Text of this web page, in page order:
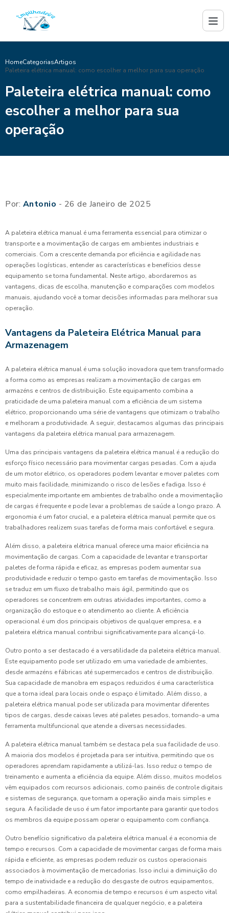
HomeCategoriasArtigos
Paleteira elétrica manual: como escolher a melhor para sua operação
Paleteira elétrica manual: como
escolher a melhor para sua
operação
Por: Antonio - 26 de Janeiro de 2025
A paleteira elétrica manual é uma ferramenta essencial para otimizar o
transporte e a movimentação de cargas em ambientes industriais e
comerciais. Com a crescente demanda por eficiência e agilidade nas
operações logísticas, entender as características e benefícios desse
equipamento se torna fundamental. Neste artigo, abordaremos as
vantagens, dicas de escolha, manutenção e comparações com modelos
manuais, ajudando você a tomar decisões informadas para melhorar sua
operação.
Vantagens da Paleteira Elétrica Manual para
Armazenagem
A paleteira elétrica manual é uma solução inovadora que tem transformado
a forma como as empresas realizam a movimentação de cargas em
armazéns e centros de distribuição. Este equipamento combina a
praticidade de uma paleteira manual com a eficiência de um sistema
elétrico, proporcionando uma série de vantagens que otimizam o trabalho
e melhoram a produtividade. A seguir, destacamos algumas das principais
vantagens da paleteira elétrica manual para armazenagem.
Uma das principais vantagens da paleteira elétrica manual é a redução do
esforço físico necessário para movimentar cargas pesadas. Com a ajuda
de um motor elétrico, os operadores podem levantar e mover paletes com
muito mais facilidade, minimizando o risco de lesões e fadiga. Isso é
especialmente importante em ambientes de trabalho onde a movimentação
de cargas é frequente e pode levar a problemas de saúde a longo prazo. A
ergonomia é um fator crucial, e a paleteira elétrica manual permite que os
trabalhadores realizem suas tarefas de forma mais confortável e segura.
Além disso, a paleteira elétrica manual oferece uma maior eficiência na
movimentação de cargas. Com a capacidade de levantar e transportar
paletes de forma rápida e eficaz, as empresas podem aumentar sua
produtividade e reduzir o tempo gasto em tarefas de movimentação. Isso
se traduz em um fluxo de trabalho mais ágil, permitindo que os
operadores se concentrem em outras atividades importantes, como a
organização do estoque e o atendimento ao cliente. A eficiência
operacional é um dos principais objetivos de qualquer empresa, e a
paleteira elétrica manual contribui significativamente para alcançá-lo.
Outro ponto a ser destacado é a versatilidade da paleteira elétrica manual.
Este equipamento pode ser utilizado em uma variedade de ambientes,
desde armazéns e fábricas até supermercados e centros de distribuição.
Sua capacidade de manobra em espaços reduzidos é uma característica
que a torna ideal para locais onde o espaço é limitado. Além disso, a
paleteira elétrica manual pode ser utilizada para movimentar diferentes
tipos de cargas, desde caixas leves até paletes pesados, tornando-a uma
ferramenta multifuncional que atende a diversas necessidades.
A paleteira elétrica manual também se destaca pela sua facilidade de uso.
A maioria dos modelos é projetada para ser intuitiva, permitindo que os
operadores aprendam rapidamente a utilizá-las. Isso reduz o tempo de
treinamento e aumenta a eficiência da equipe. Além disso, muitos modelos
vêm equipados com recursos adicionais, como painéis de controle digitais
e sistemas de segurança, que tornam a operação ainda mais simples e
segura. A facilidade de uso é um fator importante para garantir que todos
os membros da equipe possam operar o equipamento com confiança.
Outro benefício significativo da paleteira elétrica manual é a economia de
tempo e recursos. Com a capacidade de movimentar cargas de forma mais
rápida e eficiente, as empresas podem reduzir os custos operacionais
associados à movimentação de mercadorias. Isso inclui a diminuição do
tempo de inatividade e a redução do desgaste de outros equipamentos,
como empilhadeiras. A economia de tempo e recursos é um aspecto vital
para a sustentabilidade financeira de qualquer negócio, e a paleteira